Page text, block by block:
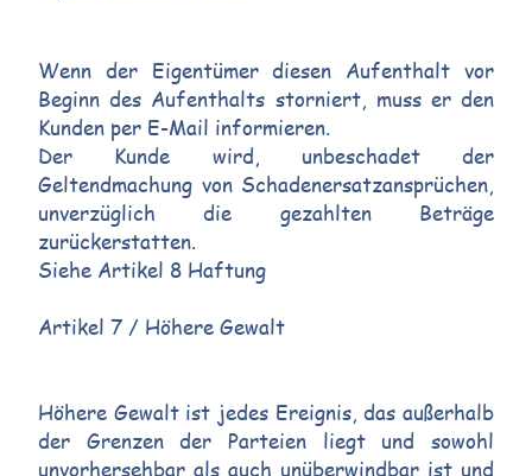
Wenn der Eigentümer diesen Aufenthalt vor
Beginn des Aufenthalts storniert, muss er den
Kunden per E-Mail informieren.
Der Kunde wird, unbeschadet der
Geltendmachung von Schadenersatzansprüchen,
unverzüglich die gezahlten Beträge
zurückerstatten.
Siehe Artikel 8 Haftung
Artikel 7 / Höhere Gewalt
Höhere Gewalt ist jedes Ereignis, das außerhalb
der Grenzen der Parteien liegt und sowohl
unvorhersehbar als auch unüberwindbar ist und